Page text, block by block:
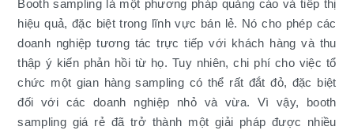
Booth sampling là một phương pháp quảng cáo và tiếp thị
hiệu quả, đặc biệt trong lĩnh vực bán lẻ. Nó cho phép các
doanh nghiệp tương tác trực tiếp với khách hàng và thu
thập ý kiến phản hồi từ họ. Tuy nhiên, chi phí cho việc tổ
chức một gian hàng sampling có thể rất đắt đỏ, đặc biệt
đối với các doanh nghiệp nhỏ và vừa. Vì vậy, booth
sampling giá rẻ đã trở thành một giải pháp được nhiều